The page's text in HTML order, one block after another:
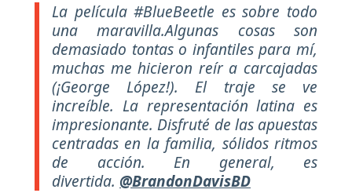
La película #BlueBeetle es sobre todo
una maravilla.Algunas cosas son
demasiado tontas o infantiles para mí,
muchas me hicieron reír a carcajadas
(¡George López!). El traje se ve
increíble. La representación latina es
impresionante. Disfruté de las apuestas
centradas en la familia, sólidos ritmos
de acción. En general, es
divertida. @BrandonDavisBD